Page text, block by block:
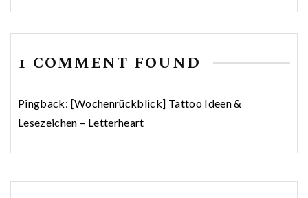
1 COMMENT FOUND
Pingback: [Wochenrückblick] Tattoo Ideen &
Lesezeichen – Letterheart